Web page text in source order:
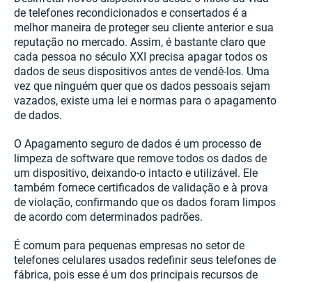
de telefones recondicionados e consertados é a
melhor maneira de proteger seu cliente anterior e sua
reputação no mercado. Assim, é bastante claro que
cada pessoa no século XXI precisa apagar todos os
dados de seus dispositivos antes de vendê-los. Uma
vez que ninguém quer que os dados pessoais sejam
vazados, existe uma lei e normas para o apagamento
de dados.
O Apagamento seguro de dados é um processo de
limpeza de software que remove todos os dados de
um dispositivo, deixando-o intacto e utilizável. Ele
também fornece certificados de validação e à prova
de violação, confirmando que os dados foram limpos
de acordo com determinados padrões.
É comum para pequenas empresas no setor de
telefones celulares usados ​​redefinir seus telefones de
fábrica, pois esse é um dos principais recursos de